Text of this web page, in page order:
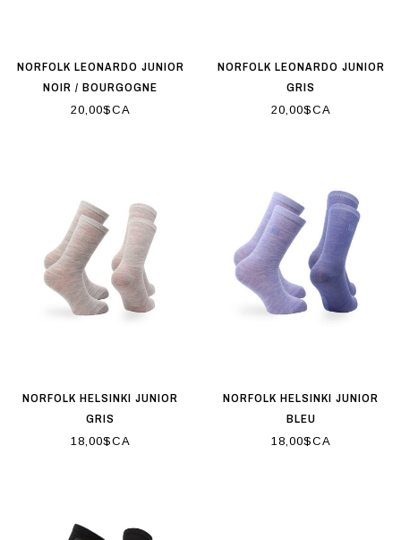
NORFOLK LEONARDO JUNIOR
NOIR / BOURGOGNE
20,00$CA
NORFOLK LEONARDO JUNIOR
GRIS
20,00$CA
NORFOLK HELSINKI JUNIOR
GRIS
18,00$CA
NORFOLK HELSINKI JUNIOR
BLEU
18,00$CA